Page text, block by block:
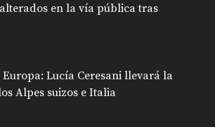
en la vía pública tras
Europa: Lucía Ceresani llevará la
Alpes suizos e Italia